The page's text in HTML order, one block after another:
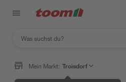
Mein Markt: Troisdorf